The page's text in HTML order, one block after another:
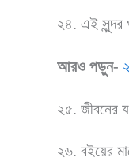
২৪. এই সুন্দর
আরও পড়ুন-
২৫. জীবনের
২৬. বইয়ের